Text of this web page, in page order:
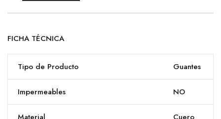
FICHA TÉCNICA
Tipo de Producto Guantes
Impermeables NO